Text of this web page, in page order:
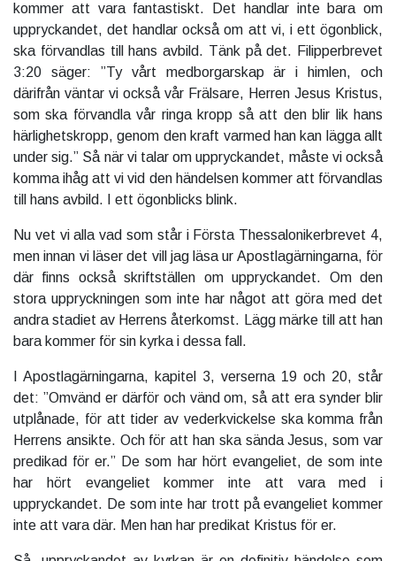
kommer att vara fantastiskt. Det handlar inte bara om
uppryckandet, det handlar också om att vi, i ett ögonblick,
ska förvandlas till hans avbild. Tänk på det. Filipperbrevet
3:20 säger: ”Ty vårt medborgarskap är i himlen, och
därifrån väntar vi också vår Frälsare, Herren Jesus Kristus,
som ska förvandla vår ringa kropp så att den blir lik hans
härlighetskropp, genom den kraft varmed han kan lägga allt
under sig.” Så när vi talar om uppryckandet, måste vi också
komma ihåg att vi vid den händelsen kommer att förvandlas
till hans avbild. I ett ögonblicks blink.
Nu vet vi alla vad som står i Första Thessalonikerbrevet 4,
men innan vi läser det vill jag läsa ur Apostlagärningarna, för
där finns också skriftställen om uppryckandet. Om den
stora uppryckningen som inte har något att göra med det
andra stadiet av Herrens återkomst. Lägg märke till att han
bara kommer för sin kyrka i dessa fall.
I Apostlagärningarna, kapitel 3, verserna 19 och 20, står
det: ”Omvänd er därför och vänd om, så att era synder blir
utplånade, för att tider av vederkvickelse ska komma från
Herrens ansikte. Och för att han ska sända Jesus, som var
predikad för er.” De som har hört evangeliet, de som inte
har hört evangeliet kommer inte att vara med i
uppryckandet. De som inte har trott på evangeliet kommer
inte att vara där. Men han har predikat Kristus för er.